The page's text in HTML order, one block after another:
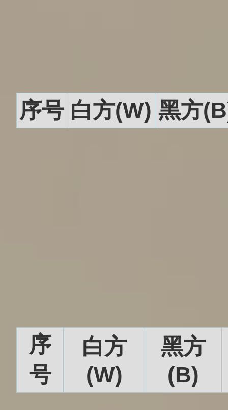
序号 白方(W) 黑方
序
号
白方
(W)
黑方
(B)